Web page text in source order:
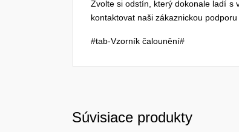
Zvolte si odstín, který dokonale ladí s
kontaktovat naši zákaznickou
#tab-Vzorník čalounění#
Súvisiace produkty